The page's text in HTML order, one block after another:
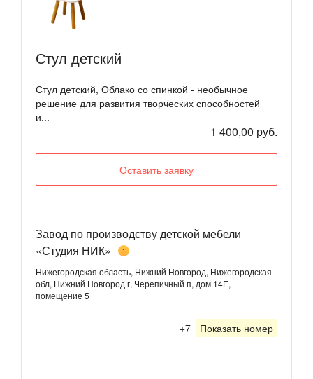
Стул детский
Стул детский, Облако со спинкой - необычное
решение для развития творческих способностей
и...
1 400,00 руб.
Оставить заявку
Завод по производству детской мебели
«Студия НИК»
1
Нижегородская область, Нижний Новгород, Нижегородская
обл, Нижний Новгород г, Черепичный п, дом 14Е,
помещение 5
+7 Показать номер